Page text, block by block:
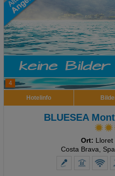
4
Hotelinfo
BLUESEA
Ort:
Costa Brava,